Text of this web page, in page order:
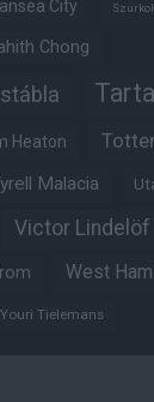
City
Chong
Heaton
Malacia
Victor Lindelöf
West Ham
Youri Tielemans